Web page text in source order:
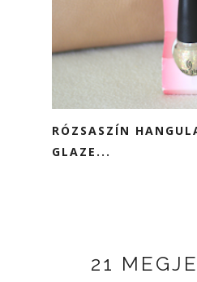
RÓZSASZÍN
GLAZE...
21